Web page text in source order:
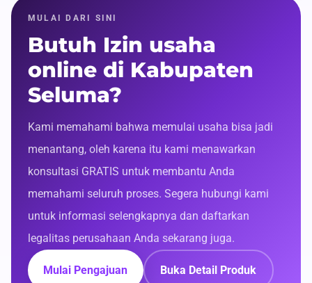
MULAI DARI SINI
Butuh Izin usaha
online di Kabupaten
Seluma?
Kami memahami bahwa memulai usaha bisa jadi
menantang, oleh karena itu kami menawarkan
konsultasi GRATIS untuk membantu Anda
memahami seluruh proses. Segera hubungi kami
untuk informasi selengkapnya dan daftarkan
legalitas perusahaan Anda sekarang juga.
Mulai Pengajuan Buka Detail Produk